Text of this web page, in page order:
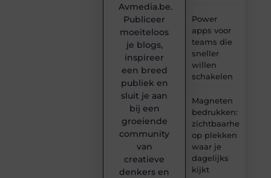
Power
apps voor
teams die
sneller
willen
schakelen
Magneten
bedrukken:
zichtbaarheid
op plekken
waar je
dagelijks
kijkt
Avmedia.be.
Publiceer
moeiteloos
je blogs,
inspireer
een breed
publiek en
sluit je aan
bij een
groeiende
community
van
creatieve
denkers en